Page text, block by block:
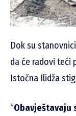
Dok su
da će radovi teći
Istočna Ilidža
“Obavještavaju